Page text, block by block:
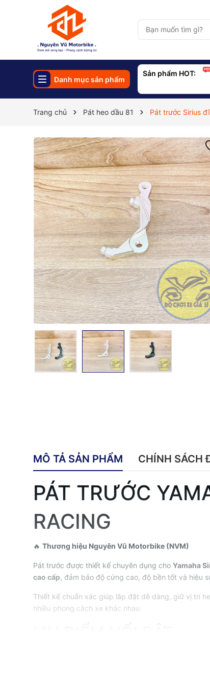
Danh mục sản phẩm
Sản phẩm HOT:
Trang chủ Pát heo dầu 81 Pát trước Sirius
MÔ TẢ SẢN PHẨM CHÍNH SÁCH
PÁT TRƯỚC
RACING
🔥 Thương hiệu Nguyên Vũ Motorbike (NVM)
Pát trước được thiết kế chuyên dụng cho Yamaha
cao cấp, đảm bảo độ cứng cao, độ bền tốt và hiệu
Thiết kế chuẩn xác giúp lắp đặt dễ dàng, giữ vị trí
nhiều phong cách xe khác nhau.